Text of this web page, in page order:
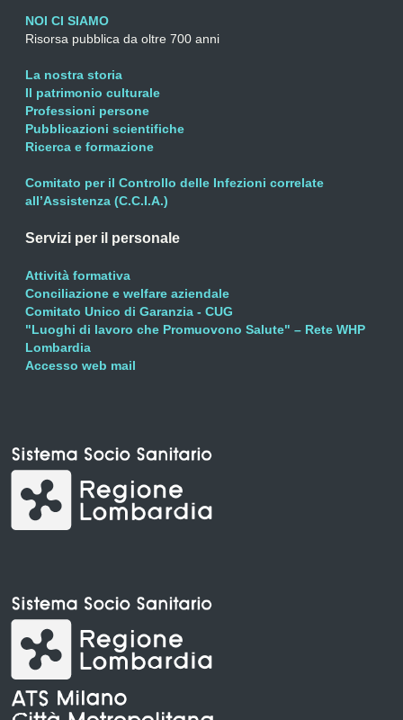
NOI CI SIAMO
Risorsa pubblica da oltre 700 anni
La nostra storia
Il patrimonio culturale
Professioni persone
Pubblicazioni scientifiche
Ricerca e formazione
Comitato per il Controllo delle Infezioni correlate
all’Assistenza (C.C.I.A.)
Servizi per il personale
Attività formativa
Conciliazione e welfare aziendale
Comitato Unico di Garanzia - CUG
"Luoghi di lavoro che Promuovono Salute" – Rete WHP
Lombardia
Accesso web mail